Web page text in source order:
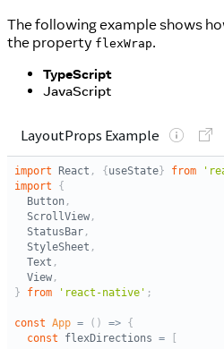
The following example shows
the property flexWrap.
TypeScript
JavaScript